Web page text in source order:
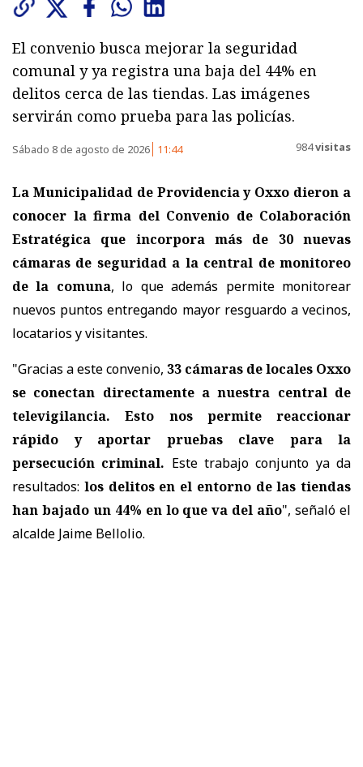
El convenio busca mejorar la seguridad
comunal y ya registra una baja del 44% en
delitos cerca de las tiendas. Las imágenes
servirán como prueba para las policías.
Sábado 8 de agosto de 2026 11:44 984visitas
La Municipalidad de Providencia y Oxxo dieron a
conocer la firma del Convenio de Colaboración
Estratégica que incorpora más de 30 nuevas
cámaras de seguridad a la central de monitoreo
de la comuna, lo que además permite monitorear
nuevos puntos entregando mayor resguardo a vecinos,
locatarios y visitantes.
"Gracias a este convenio, 33 cámaras de locales Oxxo
se conectan directamente a nuestra central de
televigilancia. Esto nos permite reaccionar
rápido y aportar pruebas clave para la
persecución criminal. Este trabajo conjunto ya da
resultados: los delitos en el entorno de las tiendas
han bajado un 44% en lo que va del año", señaló el
alcalde Jaime Bellolio.